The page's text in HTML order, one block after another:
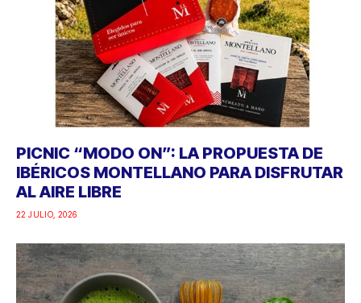
PICNIC “MODO ON”: LA PROPUESTA DE
IBÉRICOS MONTELLANO PARA DISFRUTAR
AL AIRE LIBRE
22 JULIO, 2026